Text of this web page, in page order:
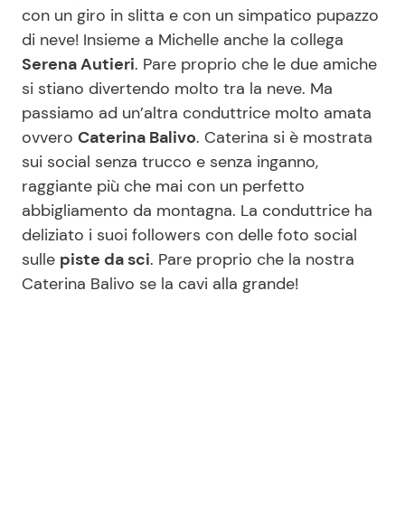
con un giro in slitta e con un simpatico pupazzo
di neve! Insieme a Michelle anche la collega
Serena Autieri. Pare proprio che le due amiche
si stiano divertendo molto tra la neve. Ma
passiamo ad un’altra conduttrice molto amata
ovvero Caterina Balivo. Caterina si è mostrata
sui social senza trucco e senza inganno,
raggiante più che mai con un perfetto
abbigliamento da montagna. La conduttrice ha
deliziato i suoi followers con delle foto social
sulle piste da sci. Pare proprio che la nostra
Caterina Balivo se la cavi alla grande!